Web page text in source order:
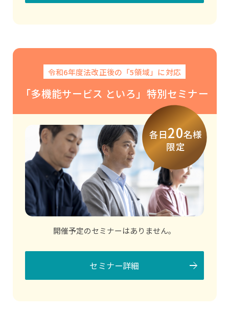
令和6年度法改正後の「5領域」に対応
「多機能サービス といろ」特別セミナー
各日20名様
限定
開催予定のセミナーはありません。
セミナー詳細